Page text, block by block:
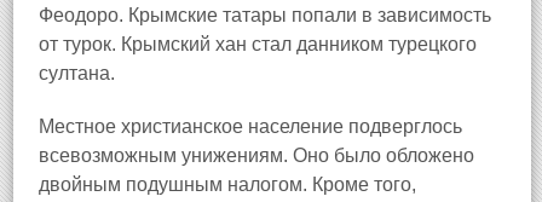
Феодоро. Крымские татары попали в зависимость
от турок. Крымский хан стал данником турецкого
султана.
Местное христианское население подверглось
всевозможным унижениям. Оно было обложено
двойным подушным налогом. Кроме того,